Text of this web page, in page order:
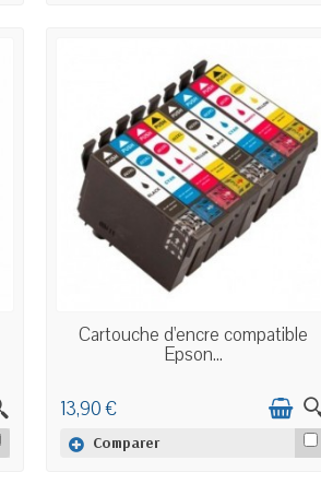
EN STOCK
Cartouche d'encre compatible
Epson...
13,90 €
Comparer